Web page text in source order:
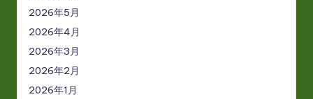
2026年5月
2026年4月
2026年3月
2026年2月
2026年1月